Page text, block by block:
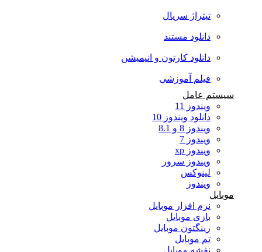
تیتراژ سریال
دانلود مستند
دانلود کارتون و انیمیشن
فیلم آموزشی
سیستم عامل
ویندوز 11
دانلود ویندوز 10
ویندوز 8 و 8.1
ویندوز 7
ویندوز xp
ویندوز سرور
لینوکس
ویندوز
موبایل
نرم افزار موبایل
بازی موبایل
رینگتون موبایل
تم موبایل
نقشه موبایل